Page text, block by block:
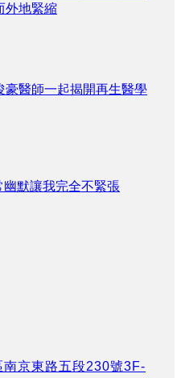
外地緊縮
豪醫師一起揭開再生醫學
默讓我完全不緊張
京東路五段230號3F-